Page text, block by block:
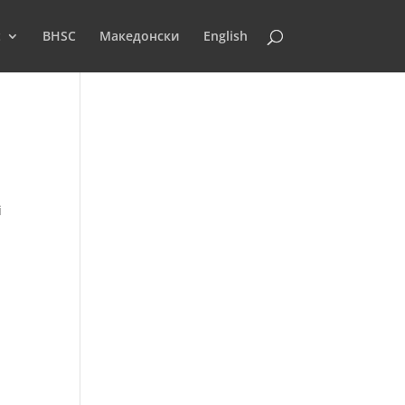
BHSC Македонски English